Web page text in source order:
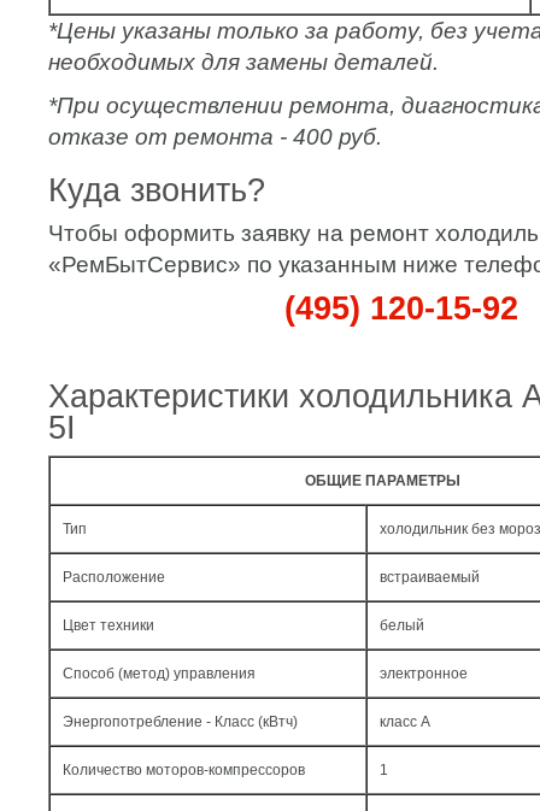
*Цены указаны только за работу, без
необходимых для замены деталей.
*При осуществлении ремонта,
отказе от ремонта - 400 руб.
Куда звонить?
Чтобы оформить заявку на ремонт
«РемБытСервис» по указанным ниже
(495) 120-15-92
Характеристики холодильника
5I
ОБЩИЕ ПАРАМЕТРЫ
Тип холодильник без
Расположение встраиваемый
Цвет техники белый
Способ (метод) управления электронное
Энергопотребление - Класс (кВтч) класс A
Количество моторов-компрессоров 1